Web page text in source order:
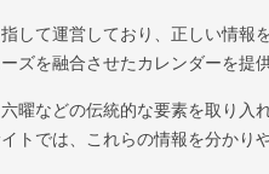
して運営しており、正しい情
ズを融合させたカレンダーを提
曜などの伝統的な要素を取り
トでは、これらの情報を分かり